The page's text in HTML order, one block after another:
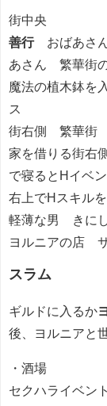
街中央
善行
おばあさ
あさん 繁華街
魔法の植木鉢を
ス
街右側 繁華街
家を借りる街右
で寝るとHイベン
右上でHスキル
軽薄な男 きに
ヨルニアの店
スラム
ギルドに入るか
後、ヨルニアと
・酒場
セクハライベント